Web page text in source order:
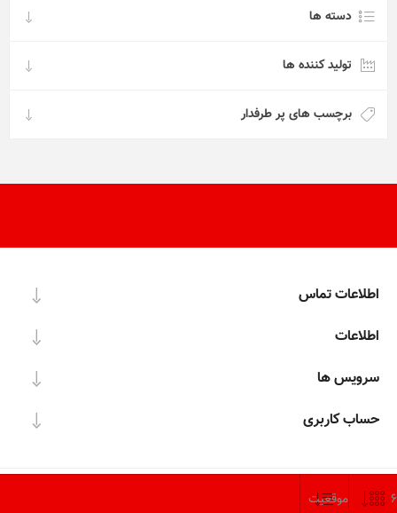
دسته ها
تولید کننده ها
برچسب های پر طرفدار
اطلاعات تماس
اطلاعات
سرویس ها
حساب کاربری
KARA NARMAFZAR.CO